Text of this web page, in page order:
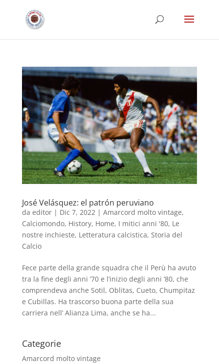
José Velásquez: el patrón peruviano
da editor| Dic 7, 2022| Amarcord molto vintage,
Calciomondo, History, Home, I mitici anni '80, Le
nostre inchieste, Letteratura calcistica, Storia del
Calcio
Fece parte della grande squadra che il Perù ha avuto
tra la fine degli anni ’70 e l’inizio degli anni ’80, che
comprendeva anche Sotil, Oblitas, Cueto, Chumpitaz
e Cubillas. Ha trascorso buona parte della sua
carriera nell’ Alianza Lima, anche se ha...
Categorie
Amarcord molto vintage